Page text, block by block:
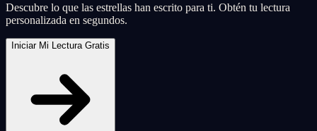
Descubre lo que las estrellas han escrito para ti. Obtén tu lectura
personalizada en segundos.
Iniciar Mi Lectura Gratis